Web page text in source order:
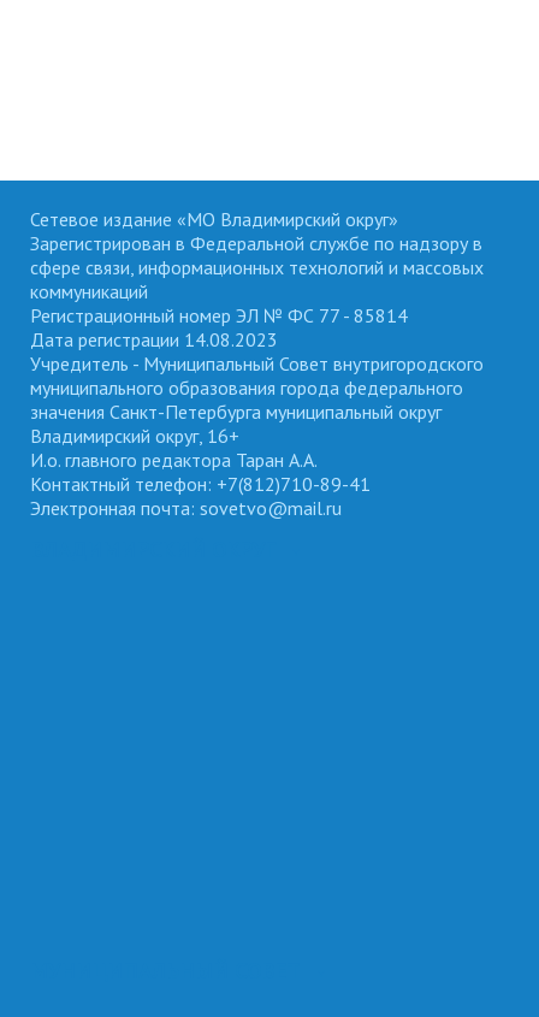
Сетевое издание «МО Владимирский округ»
Зарегистрирован в Федеральной службе по надзору в
сфере связи, информационных технологий и массовых
коммуникаций
Регистрационный номер ЭЛ № ФС 77 - 85814
Дата регистрации 14.08.2023
Учредитель - Муниципальный Совет внутригородского
муниципального образования города федерального
значения Санкт-Петербурга муниципальный округ
Владимирский округ, 16+
И.о. главного редактора Таран А.А.
Контактный телефон: +7(812)710-89-41
Электронная почта: sovetvo@mail.ru